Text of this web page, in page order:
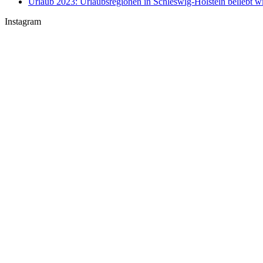
Instagram